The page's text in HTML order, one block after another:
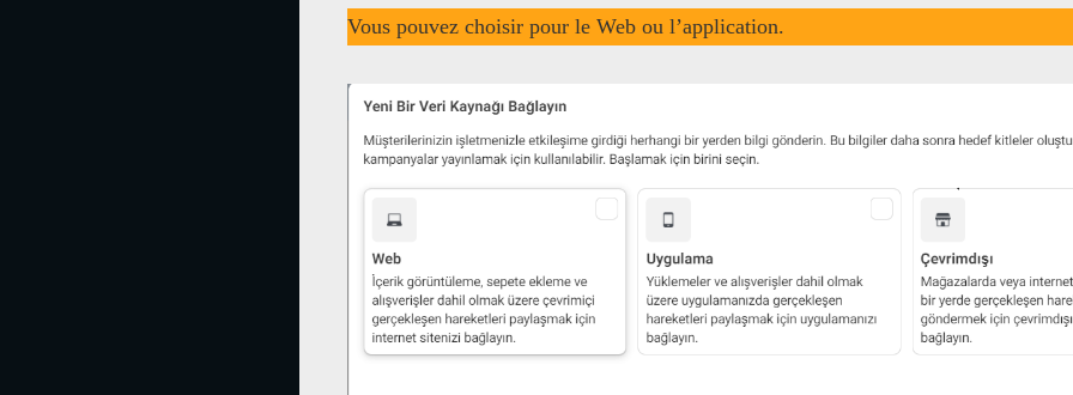
Vous pouvez choisir pour le Web ou l’application.